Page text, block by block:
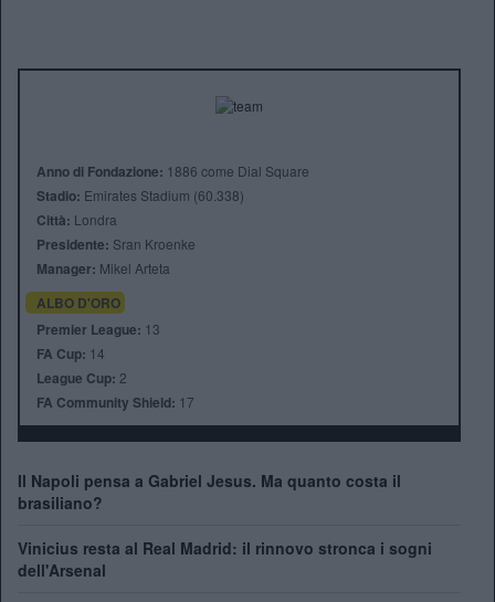
Anno di Fondazione: 1886 come Dial Square
Stadio: Emirates Stadium (60.338)
Città: Londra
Presidente: Sran Kroenke
Manager: Mikel Arteta
ALBO D'ORO
Premier League: 13
FA Cup: 14
League Cup: 2
FA Community Shield: 17
Il Napoli pensa a Gabriel Jesus. Ma quanto costa il
brasiliano?
Vinicius resta al Real Madrid: il rinnovo stronca i sogni
dell'Arsenal